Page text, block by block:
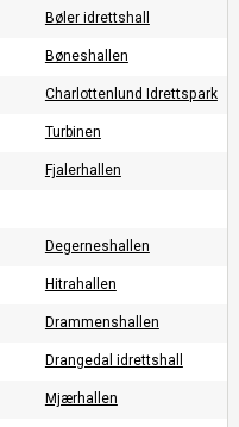
Bøler idrettshall
Bøneshallen
Charlottenlund Idrettspark
Turbinen
Fjalerhallen
Degerneshallen
Hitrahallen
Drammenshallen
Drangedal idrettshall
Mjærhallen